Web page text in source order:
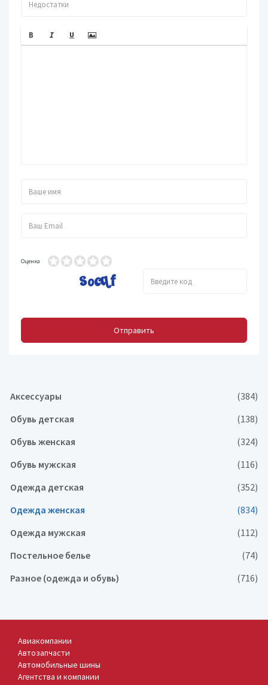
Оценка
Отправить
Аксессуары
(384)
Обувь детская
(138)
Обувь женская
(324)
Обувь мужская
(116)
Одежда детская
(352)
Одежда женская
(834)
Одежда мужская
(112)
Постельное белье
(74)
Разное (одежда и обувь)
(716)
Авиакомпании
Автозапчасти
Автомобильные шины
Агентства и компании